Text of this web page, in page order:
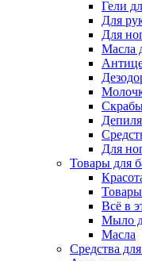
Гели
Для
Для
Масла
Для
Товары для
Всё в
Мыло
Масла
Средства